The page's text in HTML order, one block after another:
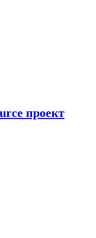
проект